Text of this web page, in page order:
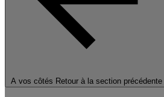
A vos côtés Retour à la section précédente